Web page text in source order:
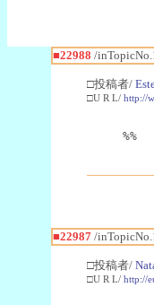
■22988 /
□投稿者/
□U R L/ http://
%%
■22987/
□投稿者/
□U R L/ http://